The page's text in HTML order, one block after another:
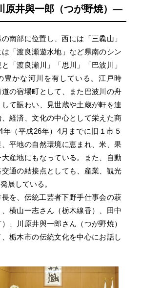
原井與一郎（つが野焼）―
南部に位置し、西には「三毳山」
は「渡良瀬遊水地」など県南のシン
「渡良瀬川」「思川」「巴波川」
豊かな河川を有している。江戸時
の宿場町として、また巴波川の舟
て賑わい、見世蔵や土蔵が軒を連
経済、文化の中心として栄えた商
年（平成26年）4月までに旧１市５
平地の自然環境に恵まれ、米、果
産地にもなっている。また、自動
通の結接点としても、産業、観光
展している。
を、伝統工芸者下野手仕事会の萩
横山一志さん（栃木線香）、田中
、川原井與一郎さん（つが野焼）
栃木市の伝統文化を中心にお話し